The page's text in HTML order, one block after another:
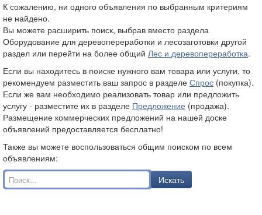
К сожалению, ни одного объявления по выбранным критериям
не найдено.
Вы можете расширить поиск, выбрав вместо раздела
Оборудование для деревопереработки и лесозаготовки другой
раздел или перейти на более общий Лес и деревопереработка.
Если вы находитесь в поиске нужного вам товара или услуги, то
рекомендуем разместить ваш запрос в разделе Спрос (покупка).
Если же вам необходимо реализовать товар или предложить
услугу - разместите их в разделе Предложение (продажа).
Размещение коммерческих предложений на нашей доске
объявлений предоставляется бесплатно!
Также вы можете воспользоваться общим поиском по всем
объявлениям:
Искать